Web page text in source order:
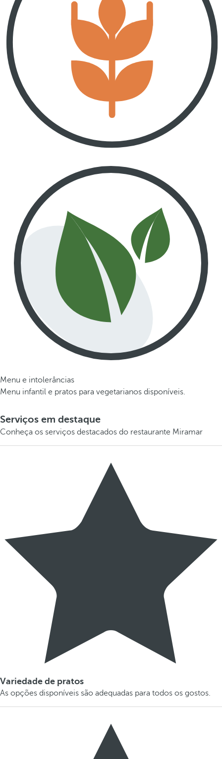
Menu e intolerâncias
Menu infantil e pratos para vegetarianos disponíveis.
Serviços em destaque
Conheça os serviços destacados do restaurante Miramar
Variedade de pratos
As opções disponíveis são adequadas para todos os gostos.